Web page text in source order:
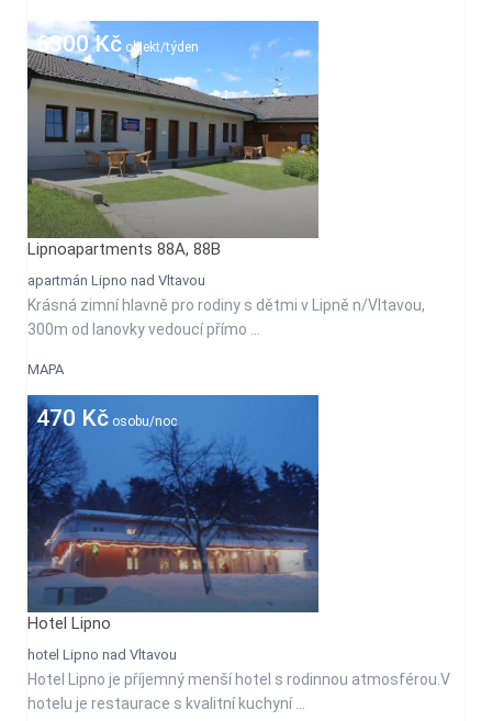
6300 Kčobjekt/týden
Lipnoapartments 88A, 88B
apartmán Lipno nad Vltavou
Krásná zimní hlavně pro rodiny s dětmi v Lipně n/Vltavou,
300m od lanovky vedoucí přímo ...
MAPA
470 Kčosobu/noc
Hotel Lipno
hotel Lipno nad Vltavou
Hotel Lipno je příjemný menší hotel s rodinnou atmosférou.V
hotelu je restaurace s kvalitní kuchyní ...